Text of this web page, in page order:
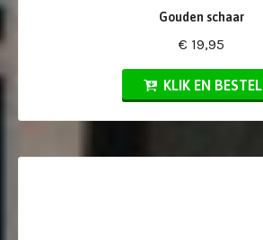
Gouden schaar
€ 19,95
KLIK EN BESTEL